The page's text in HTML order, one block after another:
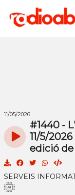
11/05/2026
#1440 -
11/5/
edició
SERVEIS